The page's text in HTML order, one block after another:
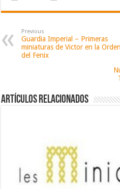
Previous
Guardia Imperial – Primeras
miniaturas de Victor en la Orden
del Fenix
Artículos relacionados